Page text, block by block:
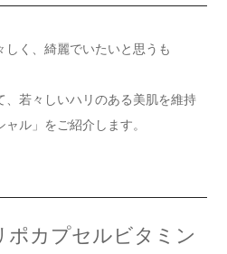
く、綺麗でいたいと思うも
、若々しいハリのある美肌を維持
ル」をご紹介します。
カプセルビタミン